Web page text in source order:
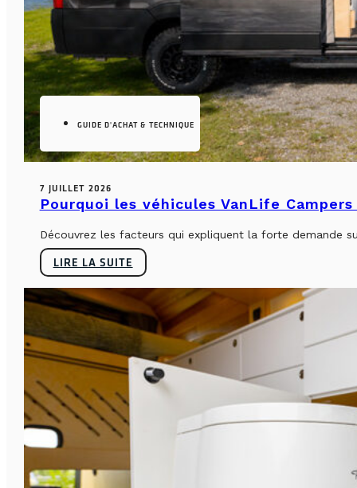
GUIDE D'ACHAT & TECHNIQUE
7 JUILLET 2026
Pourquoi les véhicules VanLife
Découvrez les facteurs qui expliquent la forte demande
LIRE LA SUITE